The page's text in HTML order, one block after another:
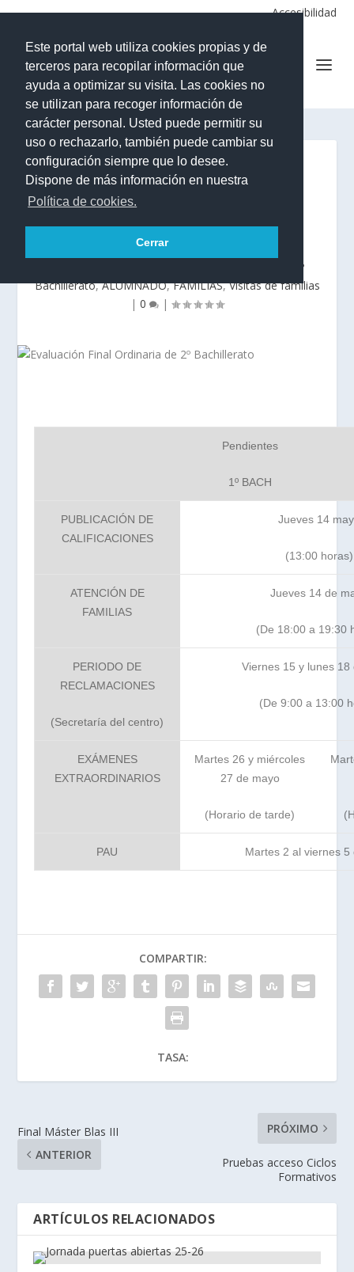
Este portal web utiliza cookies propias y de
terceros para recopilar información que
ayuda a optimizar su visita. Las cookies no
se utilizan para recoger información de
carácter personal. Usted puede permitir su
uso o rechazarlo, también puede cambiar su
configuración siempre que lo desee.
Dispone de más información en nuestra
Política de cookies.
Cerrar
Accesibilidad
EVALUACIÓN FINAL
ORDINARIA DE 2º
BACHILLERATO
*2º
Bachillerato,ALUMNADO,FAMILIAS,Visitas de familias
| 0 |
Pendientes
1º BACH
PUBLICACIÓN DE
CALIFICACIONES
Jueves 14
(13:00 horas)
ATENCIÓN DE
FAMILIAS
Jueves 14 de
(De 18:00 a 19:30
PERIODO DE
RECLAMACIONES
(Secretaría del centro)
Viernes 15 y lunes 18
(De 9:00 a 13:00
EXÁMENES
EXTRAORDINARIOS
Martes 26 y miércoles
27 de mayo
(Horario de tarde)
PAU Martes 2 al viernes 5
COMPARTIR:
TASA:
Final Máster Blas III
ANTERIOR
PRÓXIMO
Pruebas acceso Ciclos
Formativos
ARTÍCULOS RELACIONADOS